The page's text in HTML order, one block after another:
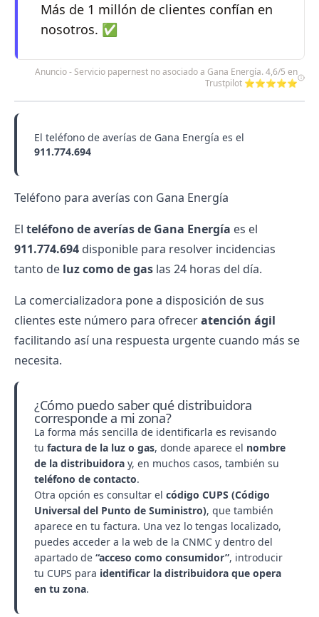
Más de 1 millón de clientes confían en
nosotros. ✅
Anuncio - Servicio papernest no asociado a Gana Energía. 4,6/5 en
Trustpilot ⭐⭐⭐⭐⭐
El teléfono de averías de Gana Energía es el
911.774.694
Teléfono para averías con Gana Energía
El teléfono de averías de Gana Energía es el
911.774.694 disponible para resolver incidencias
tanto de luz como de gas las 24 horas del día.
La comercializadora pone a disposición de sus
clientes este número para ofreceratención ágil
facilitando así una respuesta urgente cuando más se
necesita.
¿Cómo puedo saber qué distribuidora
corresponde a mi zona?
La forma más sencilla de identificarla es revisando
tu factura de la luz o gas, donde aparece el nombre
de la distribuidora y, en muchos casos, también su
teléfono de contacto.
Otra opción es consultar el código CUPS (Código
Universal del Punto de Suministro), que también
aparece en tu factura. Una vez lo tengas localizado,
puedes acceder a la web de la CNMC y dentro del
apartado de “acceso como consumidor”, introducir
tu CUPS para identificar la distribuidora que opera
en tu zona.